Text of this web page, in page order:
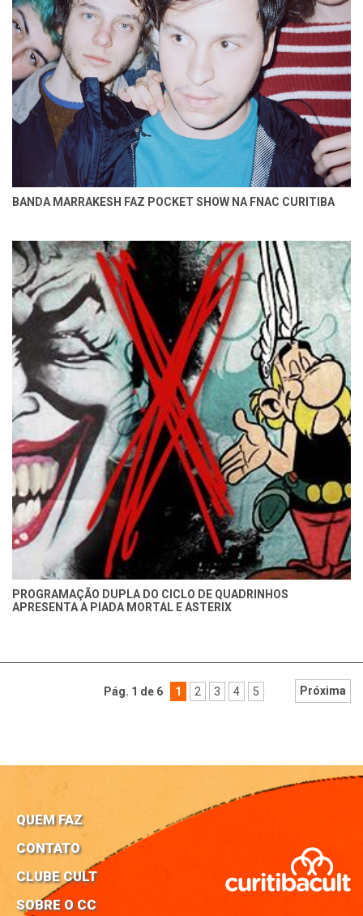
BANDA MARRAKESH FAZ POCKET SHOW NA FNAC CURITIBA
PROGRAMAÇÃO DUPLA DO CICLO DE QUADRINHOS
APRESENTA A PIADA MORTAL E ASTERIX
Pág. 1 de 6 1 2 3 4 5 Próxima
QUEM FAZ
CONTATO
CLUBE CULT
SOBRE O CC